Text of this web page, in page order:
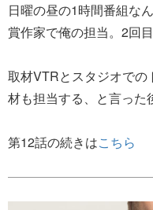
日曜の昼の1時間番組な
賞作家で俺の担当。2回
取材VTRとスタジオでの
材も担当する、と言った
第12話の続きはこちら